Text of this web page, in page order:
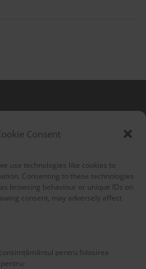
Consent
use technologies like cookies to
Consenting to these technologies
browsing behaviour or unique IDs on
consent, may adversely affect
pentru folosirea